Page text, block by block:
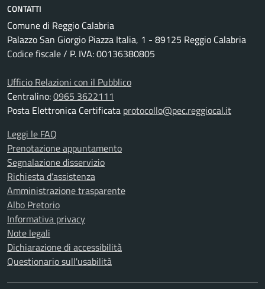
CONTATTI
Comune di Reggio Calabria
Palazzo San Giorgio Piazza Italia, 1 - 89125 Reggio Calabria
Codice fiscale / P. IVA: 00136380805
Ufficio Relazioni con il Pubblico
Centralino:0965 3622111
Posta Elettronica Certificata protocollo@pec.reggiocal.it
Leggi le FAQ
Prenotazione appuntamento
Segnalazione disservizio
Richiesta d'assistenza
Amministrazione trasparente
Albo Pretorio
Informativa privacy
Note legali
Dichiarazione di accessibilità
Questionario sull'usabilità